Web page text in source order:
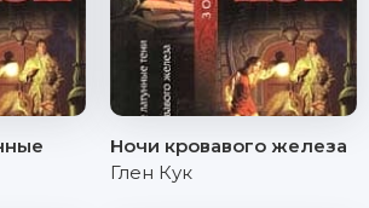
Ночи кровавого железа
Глен Кук